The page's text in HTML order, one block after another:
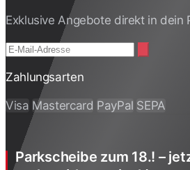
Exklusive Angebote direkt in dein
Zahlungsarten
Visa Mastercard PayPal SEPA
Parkscheibe zum 18.! –